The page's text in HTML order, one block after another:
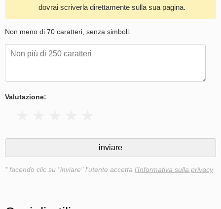
dovrai scriverla direttamente sulla sua pagina.
Non meno di 70 caratteri, senza simboli:
Valutazione:
* facendo clic su "inviare" l'utente accetta l'Informativa sulla privacy